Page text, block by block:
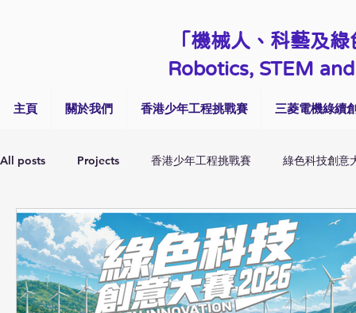
「機械人、科藝及
Robotics, STEM
主頁 關於我們 香港少年工程挑戰賽 三菱電機綠續
All posts Projects 香港少年工程挑戰賽 綠色科技創意
Talk & Seminar